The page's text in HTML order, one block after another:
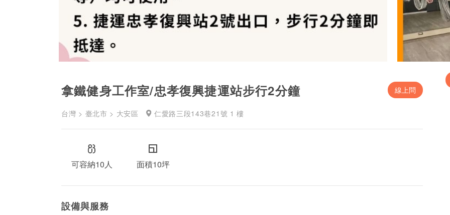
拿鐵健身工作室/忠孝復興捷運站步行2分鐘 線上問
台灣 > 臺北市 > 大安區 仁愛路三段143巷21號 1 樓
可容納10人 面積10坪
設備與服務